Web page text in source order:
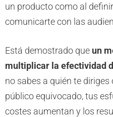
un producto como al
comunicarte con las
Está demostrado que un
multiplicar la efectividad
no sabes a quién te diriges
público equivocado, tus
costes aumentan y los